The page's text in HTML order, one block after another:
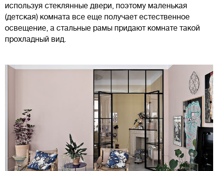
используя стеклянные двери, поэтому маленькая
(детская) комната все еще получает естественное
освещение, а стальные рамы придают комнате такой
прохладный вид.